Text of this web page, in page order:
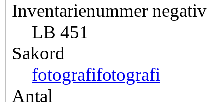
Inventarienummer negativ
LB 451
Sakord
fotografifotografi
Antal